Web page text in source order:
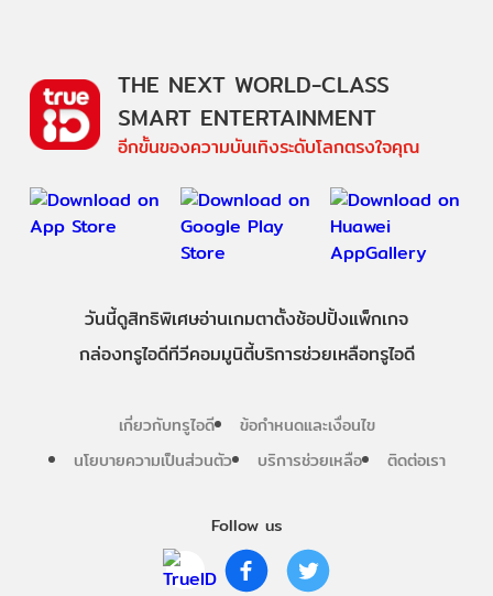
Follow us
THE NEXT WORLD-CLASS
SMART ENTERTAINMENT
อีกขั้นของความบันเทิงระดับโลกตรงใจคุณ
วันนี้ดูสิทธิพิเศษอ่านเกมตาตั้งช้อปปิ้งแพ็กเกจ
กล่องทรูไอดีทีวีคอมมูนิตี้บริการช่วยเหลือทรูไอดี
เกี่ยวกับทรูไอดี
ข้อกำหนดและเงื่อนไข
นโยบายความเป็นส่วนตัว
บริการช่วยเหลือ ติดต่อเรา